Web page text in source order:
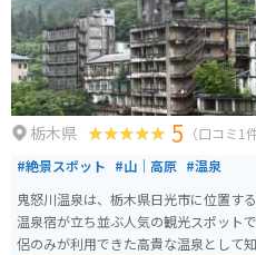
栃木県 5 （口コミ1
#絶景スポット #山｜高原 #温泉
鬼怒川温泉は、栃木県日光市に位置す
温泉宿が立ち並ぶ人気の観光スポット
侶のみが利用できた高貴な温泉として